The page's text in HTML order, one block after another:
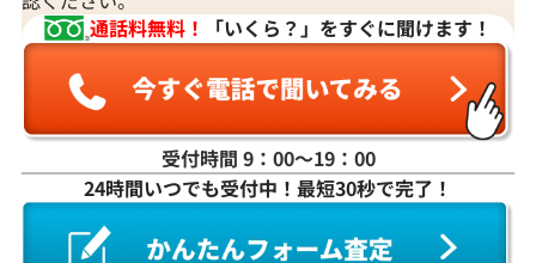
通話料無料！
「いくら？」をすぐに聞けます！
受付時間 9：00〜19：00
24時間いつでも受付中！最短30秒で完了！